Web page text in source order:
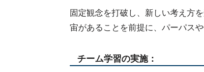
固定観念を打破し、新しい考え方
宙があることを前提に、パーパス
チーム学習の実施：